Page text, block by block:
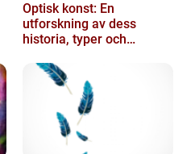
Optisk konst: En
utforskning av dess
historia, typer och